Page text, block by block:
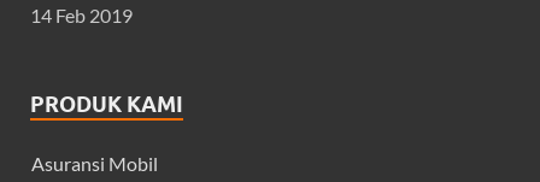
14 Feb 2019
PRODUK KAMI
Asuransi Mobil